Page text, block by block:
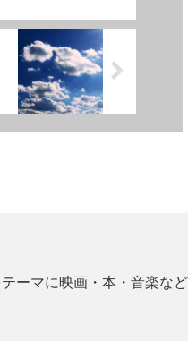
ーマに映画・本・音楽など